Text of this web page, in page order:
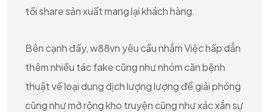
tồi share sản xuất mang lại khách hàng.
Bên cạnh đấy, w88vn yêu cầu nhắm Việc hấp dẫn
thêm nhiều tác fake cũng như nhóm căn bệnh
thuật về loại dung dịch lượng lượng để giải phóng
cũng như mở rộng kho truyện cũng như xác xắn sự